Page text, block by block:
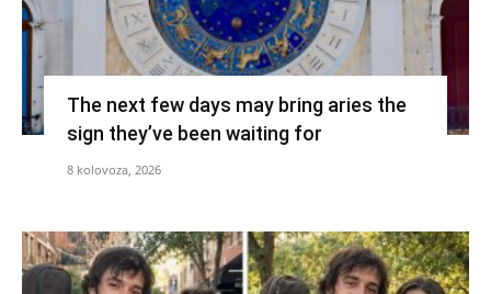
The next few days may bring aries the
sign they’ve been waiting for
8 kolovoza, 2026